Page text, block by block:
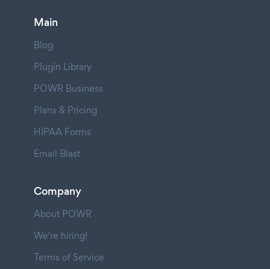
Main
Blog
Plugin Library
POWR Business
Plans & Pricing
HIPAA Forms
Email Blast
Company
About POWR
We're hiring!
Terms of Service